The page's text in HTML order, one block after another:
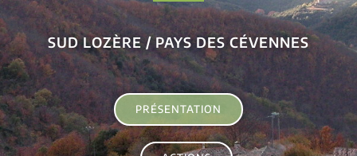
SUD LOZÈRE / PAYS DES CÉVENNES
PRÉSENTATION